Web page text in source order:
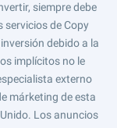
siempre debe
servicios de Copy
debido a la
implícitos no le
externo
márketing de esta
Los anuncios